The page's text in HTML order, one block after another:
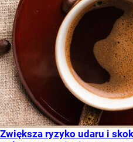
Zwiększa ryzyko udaru i